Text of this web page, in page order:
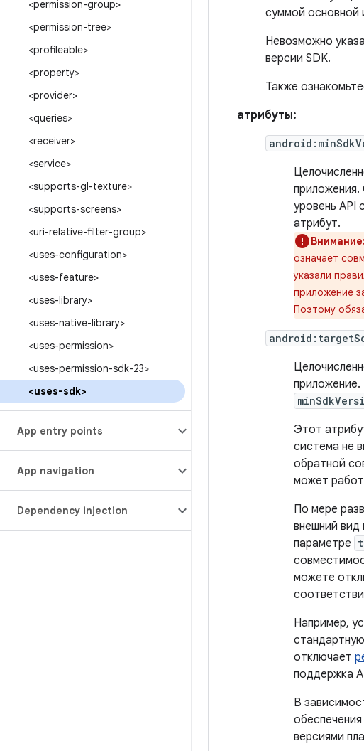
<permission-group>
<permission-tree>
<profileable>
<property>
<provider>
<queries>
<receiver>
<service>
<supports-gl-texture>
<supports-screens>
<uri-relative-filter-group>
<uses-configuration>
<uses-feature>
<uses-library>
<uses-native-library>
<uses-permission>
<uses-permission-sdk-23>
<uses-sdk>
App entry points
App navigation
Dependency injection
суммой основной
Невозможно
версии SDK.
Также
атрибуты:
приложения.
уровень API
атрибут.
Внимание:
означает
указали
приложение
Поэтому
приложение.
Этот
система не
обратной
может
По мере
внешний вид
параметре
можете
Например,
отключает
поддержка
В
версиями